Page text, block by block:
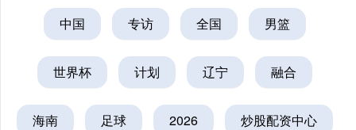
中国 专访 全国 男篮
世界杯 计划 辽宁 融合
海南 足球 2026 炒股配资中心